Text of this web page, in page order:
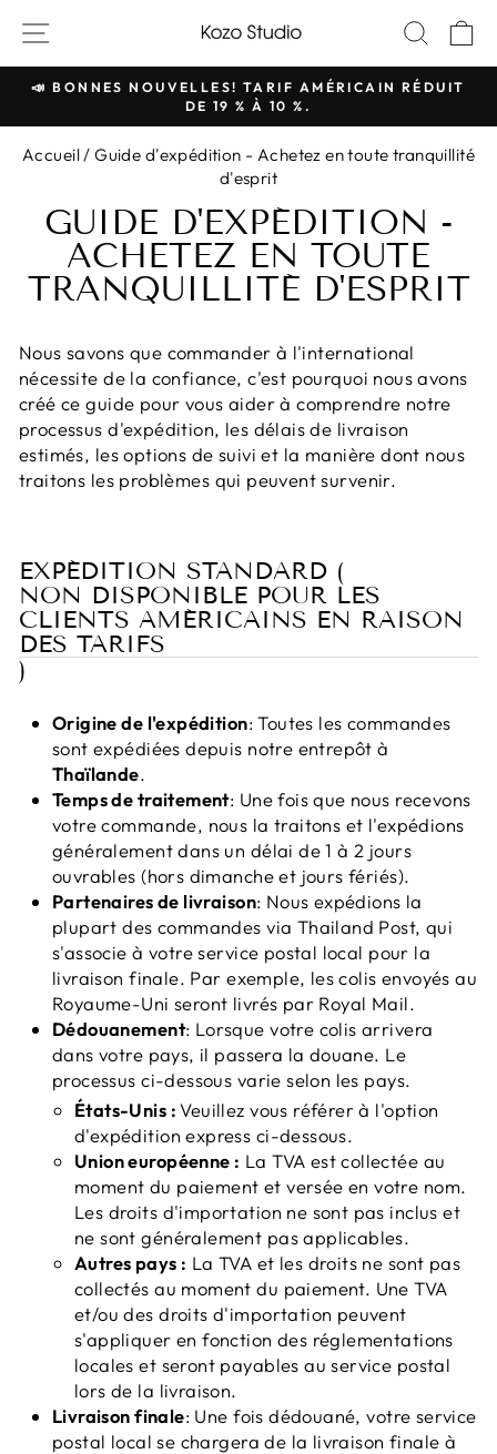
contenu
NAVIGATION SUR LES SITES
Pause
diaporama
📣 BONNES NOUVELLES! TARIF AMÉRICAIN RÉDUIT
DE 19 % À 10 %.
Accueil/ Guide d'expédition - Achetez en toute tranquillité
d'esprit
GUIDE D'EXPÉDITION -
ACHETEZ EN TOUTE
TRANQUILLITÉ D'ESPRIT
Nous savons que commander à l'international
nécessite de la confiance, c'est pourquoi nous avons
créé ce guide pour vous aider à comprendre notre
processus d'expédition, les délais de livraison
estimés, les options de suivi et la manière dont nous
traitons les problèmes qui peuvent survenir.
EXPÉDITION STANDARD (
NON DISPONIBLE POUR LES
CLIENTS AMÉRICAINS EN RAISON
DES TARIFS
)
Origine de l'expédition: Toutes les commandes
sont expédiées depuis notre entrepôt à
Thaïlande.
Temps de traitement: Une fois que nous recevons
votre commande, nous la traitons et l'expédions
généralement dans un délai de 1 à 2 jours
ouvrables (hors dimanche et jours fériés).
Partenaires de livraison: Nous expédions la
plupart des commandes via Thailand Post, qui
s'associe à votre service postal local pour la
livraison finale. Par exemple, les colis envoyés au
Royaume-Uni seront livrés par Royal Mail.
Dédouanement: Lorsque votre colis arrivera
dans votre pays, il passera la douane. Le
processus ci-dessous varie selon les pays.
États-Unis :Veuillez vous référer à l'option
d'expédition express ci-dessous.
Union européenne : La TVA est collectée au
moment du paiement et versée en votre nom.
Les droits d'importation ne sont pas inclus et
ne sont généralement pas applicables.
Autres pays : La TVA et les droits ne sont pas
collectés au moment du paiement. Une TVA
et/ou des droits d'importation peuvent
s'appliquer en fonction des réglementations
locales et seront payables au service postal
lors de la livraison.
Livraison finale: Une fois dédouané, votre service
postal local se chargera de la livraison finale à